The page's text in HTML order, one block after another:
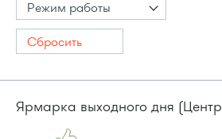
Режим работы
Сбросить
Ярмарка выходного дня